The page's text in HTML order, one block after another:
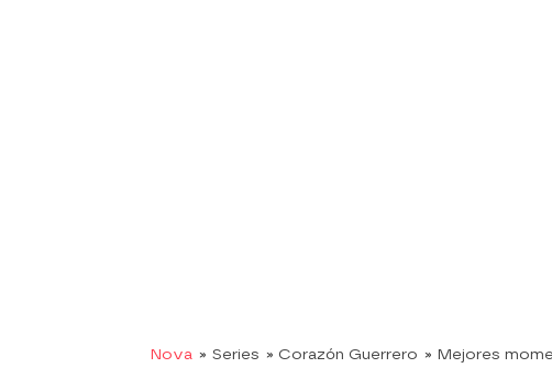
Nova » Series » Corazón Guerrero » Mejores